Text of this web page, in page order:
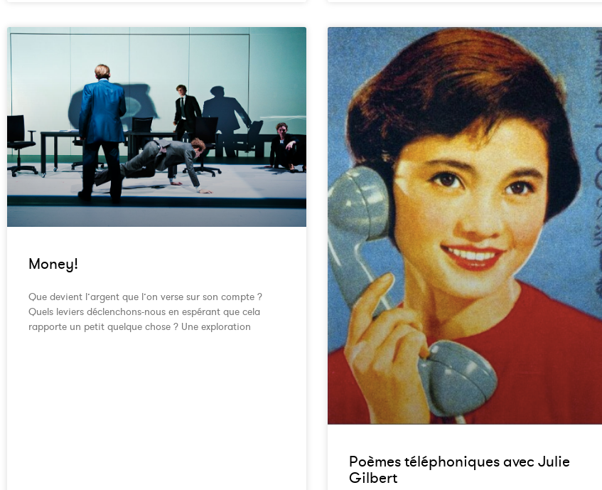
Money!
Que devient l’argent que l’on verse sur son compte ?
Quels leviers déclenchons-nous en espérant que cela
rapporte un petit quelque chose ? Une exploration
Poèmes téléphoniques avec Julie
Gilbert